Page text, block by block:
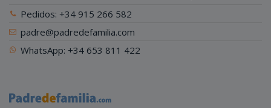
Pedidos: +34 915 266 582
padre@padredefamilia.com
WhatsApp: +34 653 811 422